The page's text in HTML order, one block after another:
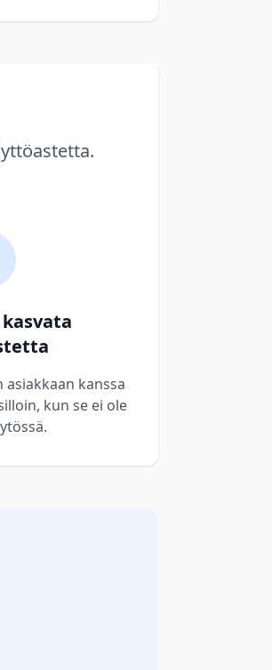
kanssa
kun se ei ole